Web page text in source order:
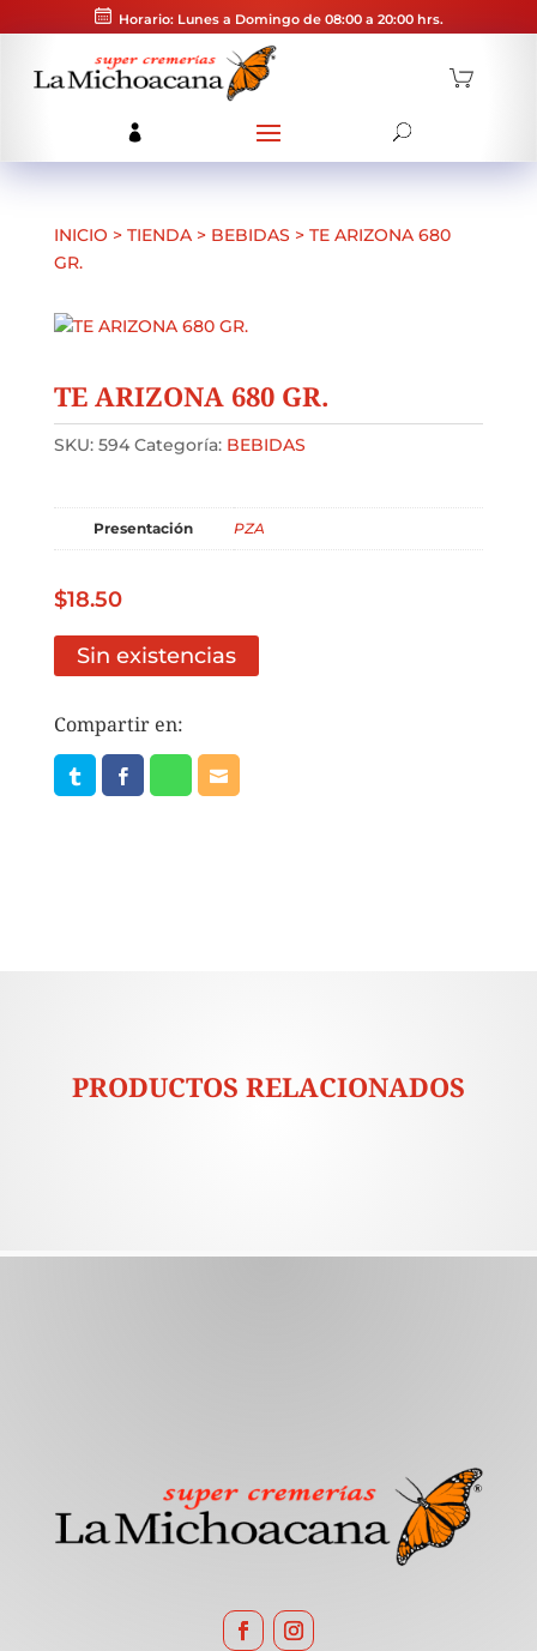
Horario: Lunes a Domingo de 08:00 a 20:00 hrs.
INICIO > TIENDA> BEBIDAS > TE ARIZONA 680
GR.
TE ARIZONA 680 GR.
SKU: 594 Categoría: BEBIDAS
Presentación PZA
$18.50
Sin existencias
Compartir en:
PRODUCTOS RELACIONADOS